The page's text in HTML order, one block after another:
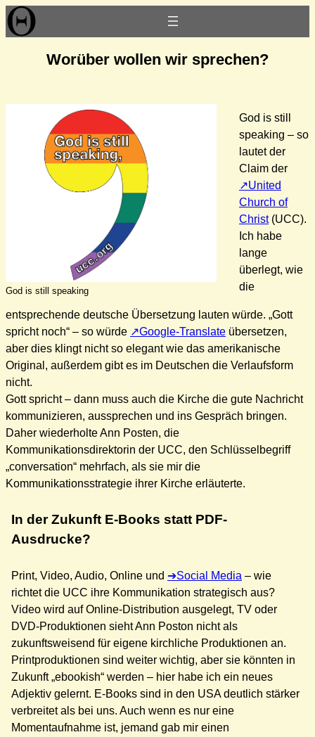
Zum
Inhalt
Worüber wollen wir sprechen?
God is still speaking
God is still
speaking – so
lautet der
Claim der
United
Church of
Christ(UCC).
Ich habe
lange
überlegt, wie
die
entsprechende deutsche Übersetzung lauten würde. „Gott
spricht noch“ – so würde
Google-Translate übersetzen,
aber dies klingt nicht so elegant wie das amerikanische
Original, außerdem gibt es im Deutschen die Verlaufsform
nicht.
Gott spricht – dann muss auch die Kirche die gute Nachricht
kommunizieren, aussprechen und ins Gespräch bringen.
Daher wiederholte Ann Posten, die
Kommunikationsdirektorin der UCC, den Schlüsselbegriff
„conversation“ mehrfach, als sie mir die
Kommunikationsstrategie ihrer Kirche erläuterte.
In der Zukunft E-Books statt PDF-
Ausdrucke?
Print, Video, Audio, Online und Social Media – wie
richtet die UCC ihre Kommunikation strategisch aus?
Video wird auf Online-Distribution ausgelegt, TV oder
DVD-Produktionen sieht Ann Poston nicht als
zukunftsweisend für eigene kirchliche Produktionen an.
Printproduktionen sind weiter wichtig, aber sie könnten in
Zukunft „ebookish“ werden – hier habe ich ein neues
Adjektiv gelernt. E-Books sind in den USA deutlich stärker
verbreitet als bei uns. Auch wenn es nur eine
Momentaufnahme ist, jemand gab mir einen